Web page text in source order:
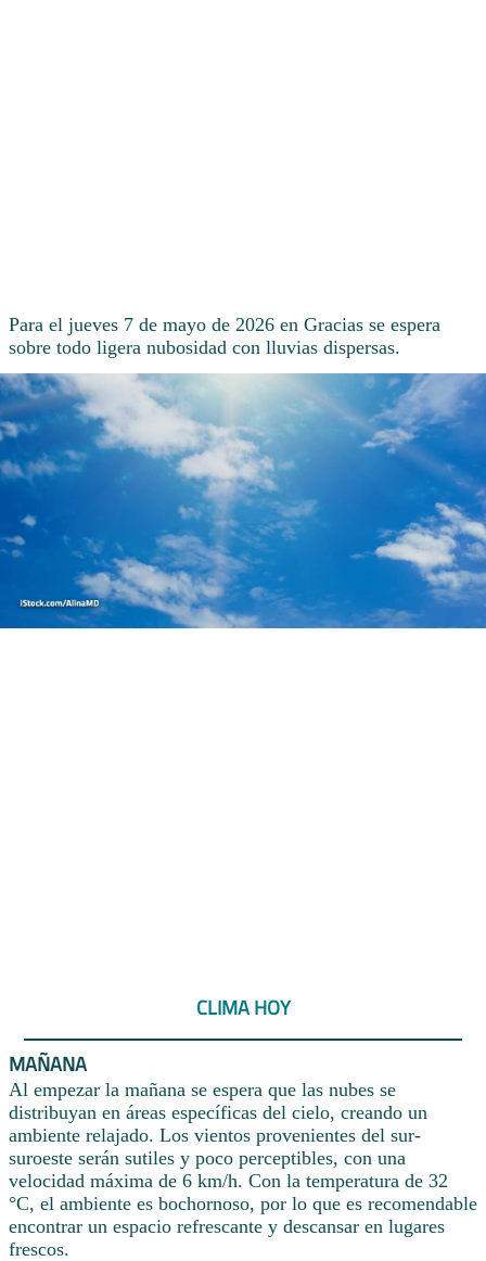
Para el jueves 7 de mayo de 2026 en Gracias se espera
sobre todo ligera nubosidad con lluvias dispersas.
CLIMA HOY
MAÑANA
Al empezar la mañana se espera que las nubes se
distribuyan en áreas específicas del cielo, creando un
ambiente relajado. Los vientos provenientes del sur-
suroeste serán sutiles y poco perceptibles, con una
velocidad máxima de 6 km/h. Con la temperatura de 32
°C, el ambiente es bochornoso, por lo que es recomendable
encontrar un espacio refrescante y descansar en lugares
frescos.